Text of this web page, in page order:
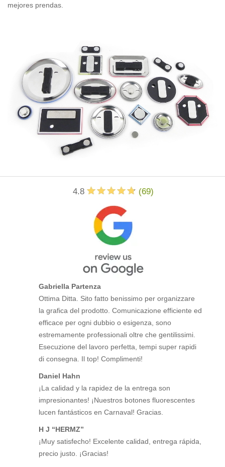
mejores prendas.
4.8 (69)
Gabriella Partenza
Ottima Ditta. Sito fatto benissimo per organizzare
la grafica del prodotto. Comunicazione efficiente ed
efficace per ogni dubbio o esigenza, sono
estremamente professionali oltre che gentilissimi.
Esecuzione del lavoro perfetta, tempi super rapidi
di consegna. Il top! Complimenti!
Daniel Hahn
¡La calidad y la rapidez de la entrega son
impresionantes! ¡Nuestros botones fluorescentes
lucen fantásticos en Carnaval! Gracias.
H J “HERMZ”
¡Muy satisfecho! Excelente calidad, entrega rápida,
precio justo. ¡Gracias!